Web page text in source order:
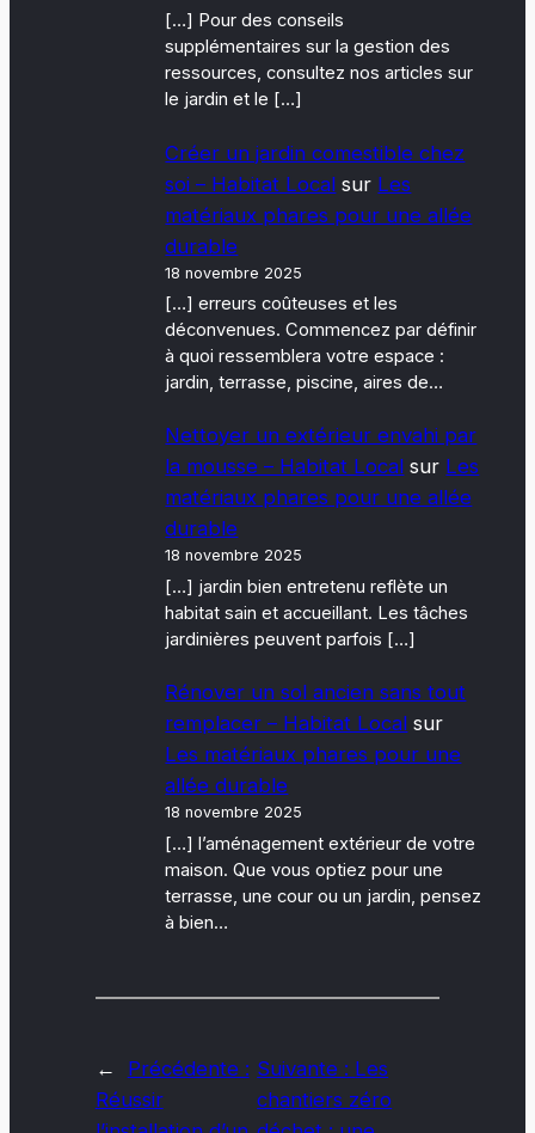
[…] Pour des conseils
supplémentaires sur la gestion des
ressources, consultez nos articles sur
le jardin et le […]
Créer un jardin comestible chez
soi – Habitat Local sur Les
matériaux phares pour une allée
durable
18 novembre 2025
[…] erreurs coûteuses et les
déconvenues. Commencez par définir
à quoi ressemblera votre espace :
jardin, terrasse, piscine, aires de…
Nettoyer un extérieur envahi par
la mousse – Habitat Local sur Les
matériaux phares pour une allée
durable
18 novembre 2025
[…] jardin bien entretenu reflète un
habitat sain et accueillant. Les tâches
jardinières peuvent parfois […]
Rénover un sol ancien sans tout
remplacer – Habitat Local sur
Les matériaux phares pour une
allée durable
18 novembre 2025
[…] l’aménagement extérieur de votre
maison. Que vous optiez pour une
terrasse, une cour ou un jardin, pensez
à bien…
←
Précédente :
Réussir
Suivante : Les
chantiers zéro